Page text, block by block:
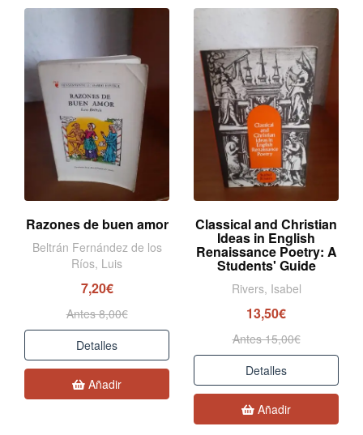
Razones de buen amor
Beltrán Fernández de los
Ríos, Luis
7,20€
Antes 8,00€
Detalles
Añadir
Classical and Christian
Ideas in English
Renaissance Poetry: A
Students' Guide
Rivers, Isabel
13,50€
Antes 15,00€
Detalles
Añadir